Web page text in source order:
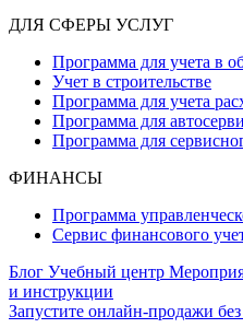
ДЛЯ СФЕРЫ УСЛУГ
Программа для учета в
Учет в строительстве
Программа для учета
Программа для
Программа для
ФИНАНСЫ
Программа
Сервис финансового
Блог Учебный центр
и инструкции
Запустите онлайн-продажи без